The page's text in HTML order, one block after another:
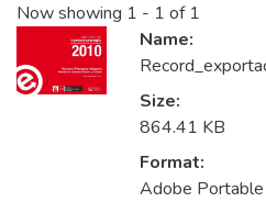
Now showing 1 - 1 of 1
Name:
Size:
864.41 KB
Format:
Adobe